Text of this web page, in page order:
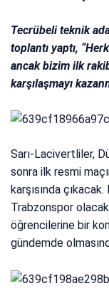
Tecrübeli teknik
toplantı yaptı,
ancak bizim ilk
karşılaşmayı
Sarı-Lacivertliler,
sonra ilk resmi
karşısında
Trabzonspor
öğrencilerine bir
gündemde